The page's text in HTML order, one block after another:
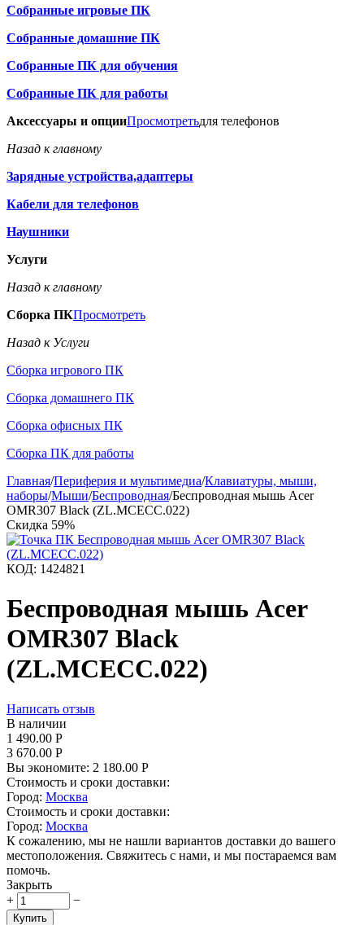
Собранные игровые ПК
Собранные домашние ПК
Собранные ПК для обучения
Собранные ПК для работы
Аксессуары и опцииПросмотретьдля телефонов
Назад к главному
Зарядные устройства,адаптеры
Кабели для телефонов
Наушники
Услуги
Назад к главному
Сборка ПКПросмотреть
Назад к Услуги
Сборка игрового ПК
Сборка домашнего ПК
Сборка офисных ПК
Сборка ПК для работы
Главная/Периферия и мультимедиа/Клавиатуры, мыши,
наборы/Мыши/Беспроводная/Беспроводная мышь Acer
OMR307 Black (ZL.MCECC.022)
Скидка 59%
КОД: 1424821
Беспроводная мышь Acer
OMR307 Black
(ZL.MCECC.022)
Написать отзыв
В наличии
1 490.00 Р
3 670.00 Р
Вы экономите: 2 180.00 Р
Стоимость и сроки доставки:
Город: Москва
Стоимость и сроки доставки:
Город: Москва
К сожалению, мы не нашли вариантов доставки до вашего
местоположения. Свяжитесь с нами, и мы постараемся вам
помочь.
Закрыть
+
−
Купить